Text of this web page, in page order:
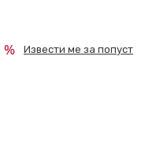
Извести ме за попуст